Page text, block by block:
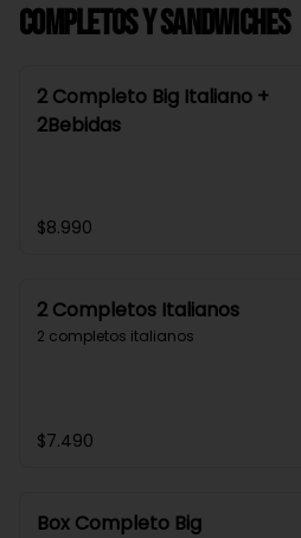
Completos y Sandwiches
2 Completo Big Italiano +
2Bebidas
$8.990
2 Completos Italianos
2 completos italianos
$7.490
Box Completo Big